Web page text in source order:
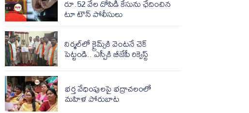
రూ.52 వేల దోపిడీ కేసును ఛేదించిన
టూ టౌన్ పోలీసులు
నిర్మల్‌‌లో క్రైమ్స్‌‌కి వెంటనే చెక్
పెట్టండి.. ఎస్పీకి బీజేపీ రిక్వెస్ట్
భర్త వేధింపులపై భద్రాచలంలో
మహిళ పోరుబాట